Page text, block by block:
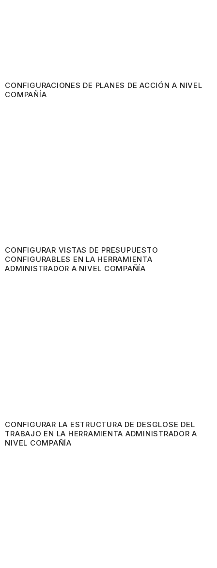
CONFIGURACIONES DE PLANES DE ACCIÓN A NIVEL
COMPAÑÍA
CONFIGURAR VISTAS DE PRESUPUESTO
CONFIGURABLES EN LA HERRAMIENTA
ADMINISTRADOR A NIVEL COMPAÑÍA
CONFIGURAR LA ESTRUCTURA DE DESGLOSE DEL
TRABAJO EN LA HERRAMIENTA ADMINISTRADOR A
NIVEL COMPAÑÍA